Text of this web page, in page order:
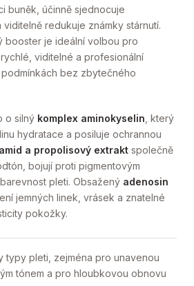
buněk, účinně sjednocuje
redukuje známky stárnutí.
booster je ideální volbou pro
viditelné a profesionální
bez zbytečného
o silný komplex aminokyselin , který
hydratace a posiluje ochrannou
a propolisový extrakt společně
bojují proti pigmentovým
pleti. Obsažený adenosin
jemných linek, vrásek a znatelné
pokožky.
typy pleti, zejména pro unavenou
tónem a pro hloubkovou obnovu